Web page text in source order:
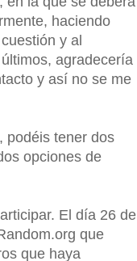
haciendo
y al
agradecería
y así no se me
podéis tener dos
opciones de
El día 26 de
que
que haya